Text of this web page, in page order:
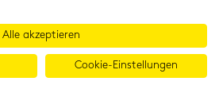
Alle akzeptieren
Cookie-Einstellungen